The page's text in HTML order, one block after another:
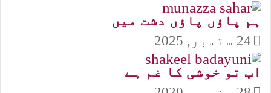
ہم پاؤں پاؤں دشت میں
24 ستمبر, 2025
اب تو خوشی کا غم ہے